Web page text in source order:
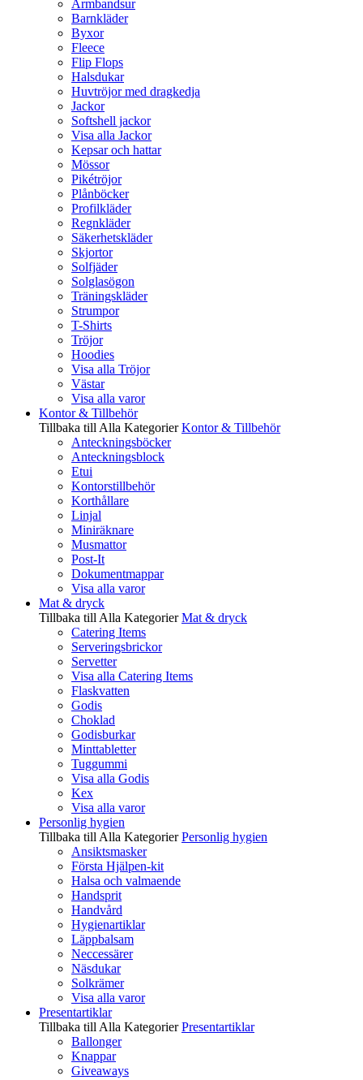
Armbandsur
Barnkläder
Byxor
Fleece
Flip Flops
Halsdukar
Huvtröjor med dragkedja
Jackor
Softshell jackor
Visa alla Jackor
Kepsar och hattar
Mössor
Pikétröjor
Plånböcker
Profilkläder
Regnkläder
Säkerhetskläder
Skjortor
Solfjäder
Solglasögon
Träningskläder
Strumpor
T-Shirts
Tröjor
Hoodies
Visa alla Tröjor
Västar
Visa alla varor
Kontor & Tillbehör
Tillbaka till Alla Kategorier Kontor & Tillbehör
Anteckningsböcker
Anteckningsblock
Etui
Kontorstillbehör
Korthållare
Linjal
Miniräknare
Musmattor
Post-It
Dokumentmappar
Visa alla varor
Mat & dryck
Tillbaka till Alla Kategorier Mat & dryck
Catering Items
Serveringsbrickor
Servetter
Visa alla Catering Items
Flaskvatten
Godis
Choklad
Godisburkar
Minttabletter
Tuggummi
Visa alla Godis
Kex
Visa alla varor
Personlig hygien
Tillbaka till Alla Kategorier Personlig hygien
Ansiktsmasker
Första Hjälpen-kit
Halsa och valmaende
Handsprit
Handvård
Hygienartiklar
Läppbalsam
Neccessärer
Näsdukar
Solkrämer
Visa alla varor
Presentartiklar
Tillbaka till Alla Kategorier Presentartiklar
Ballonger
Knappar
Giveaways